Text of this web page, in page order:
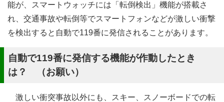
能が、スマートウォッチには「転倒検出」機能が搭載さ
れ、交通事故や転倒等でスマートフォンなどが激しい衝撃
を検出すると自動で119番に発信されることがあります。
自動で119番に発信する機能が作動したとき
は？ （お願い）
激しい衝突事故以外にも、スキー、スノーボードでの転